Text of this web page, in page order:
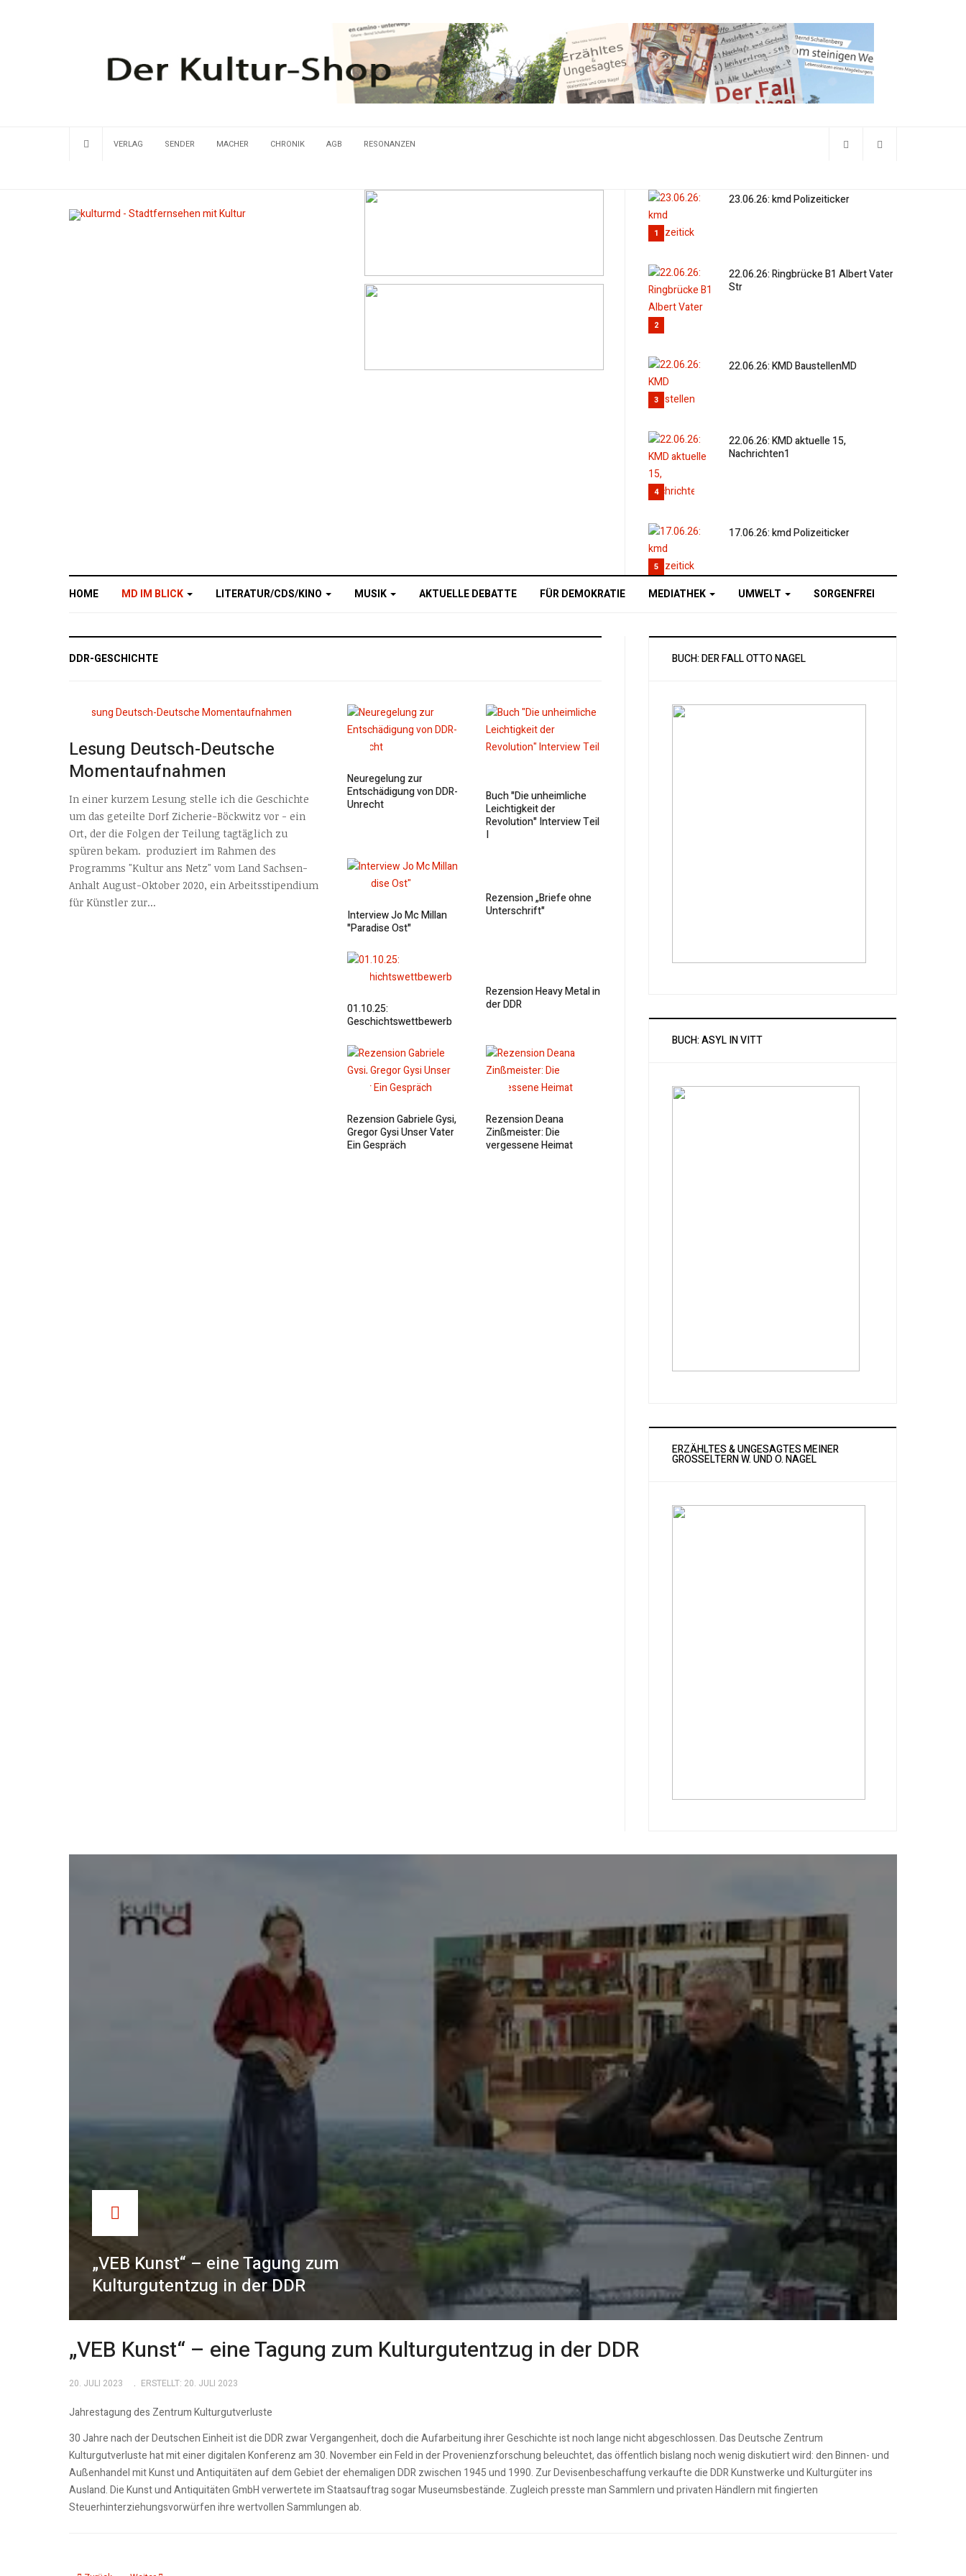
VERLAG SENDER MACHER CHRONIK AGB RESONANZEN
1
23.06.26: kmd Polizeiticker
2
22.06.26: Ringbrücke B1 Albert Vater
Str
3
22.06.26: KMD BaustellenMD
4
22.06.26: KMD aktuelle 15,
Nachrichten1
5
17.06.26: kmd Polizeiticker
HOME MD IM BLICK LITERATUR/CDS/KINO MUSIK AKTUELLE DEBATTE FÜR DEMOKRATIE MEDIATHEK UMWELT SORGENFREI
DDR-GESCHICHTE
Lesung Deutsch-Deutsche
Momentaufnahmen
In einer kurzem Lesung stelle ich die Geschichte
um das geteilte Dorf Zicherie-Böckwitz vor - ein
Ort, der die Folgen der Teilung tagtäglich zu
spüren bekam. produziert im Rahmen des
Programms "Kultur ans Netz" vom Land Sachsen-
Anhalt August-Oktober 2020, ein Arbeitsstipendium
für Künstler zur...
Neuregelung zur
Entschädigung von DDR-
Unrecht
Buch "Die unheimliche
Leichtigkeit der
Revolution" Interview Teil
I
Interview Jo Mc Millan
"Paradise Ost"
Rezension „Briefe ohne
Unterschrift"
01.10.25:
Geschichtswettbewerb
Rezension Heavy Metal in
der DDR
Rezension Gabriele Gysi,
Gregor Gysi Unser Vater
Ein Gespräch
Rezension Deana
Zinßmeister: Die
vergessene Heimat
BUCH: DER FALL OTTO NAGEL
BUCH: ASYL IN VITT
ERZÄHLTES & UNGESAGTES MEINER
GROSSELTERN W. UND O. NAGEL
„VEB Kunst“ – eine Tagung zum
Kulturgutentzug in der DDR
„VEB Kunst“ – eine Tagung zum Kulturgutentzug in der DDR
20. JULI 2023 ERSTELLT: 20. JULI 2023
Jahrestagung des Zentrum Kulturgutverluste
30 Jahre nach der Deutschen Einheit ist die DDR zwar Vergangenheit, doch die Aufarbeitung ihrer Geschichte ist noch lange nicht abgeschlossen. Das Deutsche Zentrum
Kulturgutverluste hat mit einer digitalen Konferenz am 30. November ein Feld in der Provenienzforschung beleuchtet, das öffentlich bislang noch wenig diskutiert wird: den Binnen- und
Außenhandel mit Kunst und Antiquitäten auf dem Gebiet der ehemaligen DDR zwischen 1945 und 1990. Zur Devisenbeschaffung verkaufte die DDR Kunstwerke und Kulturgüter ins
Ausland. Die Kunst und Antiquitäten GmbH verwertete im Staatsauftrag sogar Museumsbestände. Zugleich presste man Sammlern und privaten Händlern mit fingierten
Steuerhinterziehungsvorwürfen ihre wertvollen Sammlungen ab.